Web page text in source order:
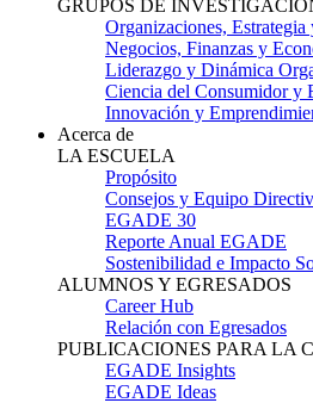
GRUPOS DE
Organizaciones,
Negocios, Finanzas y
Liderazgo y Dinámica
Ciencia del Consumidor y
Innovación y
Acerca de
LA ESCUELA
Propósito
Consejos y Equipo
EGADE 30
Reporte Anual EGADE
Sostenibilidad e Impacto
ALUMNOS Y EGRESADOS
Career Hub
Relación con Egresados
PUBLICACIONES PARA LA
EGADE Insights
EGADE Ideas